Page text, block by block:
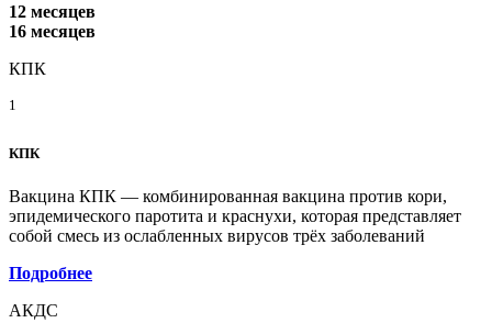
12 месяцев
16 месяцев
КПК
1
КПК
Вакцина КПК — комбинированная вакцина против кори,
эпидемического паротита и краснухи, которая представляет
собой смесь из ослабленных вирусов трёх заболеваний
Подробнее
АКДС